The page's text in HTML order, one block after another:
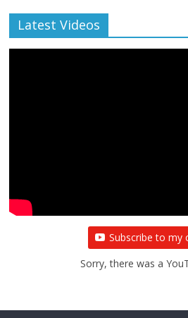
Latest Videos
Subscribe to my
Sorry, there was a